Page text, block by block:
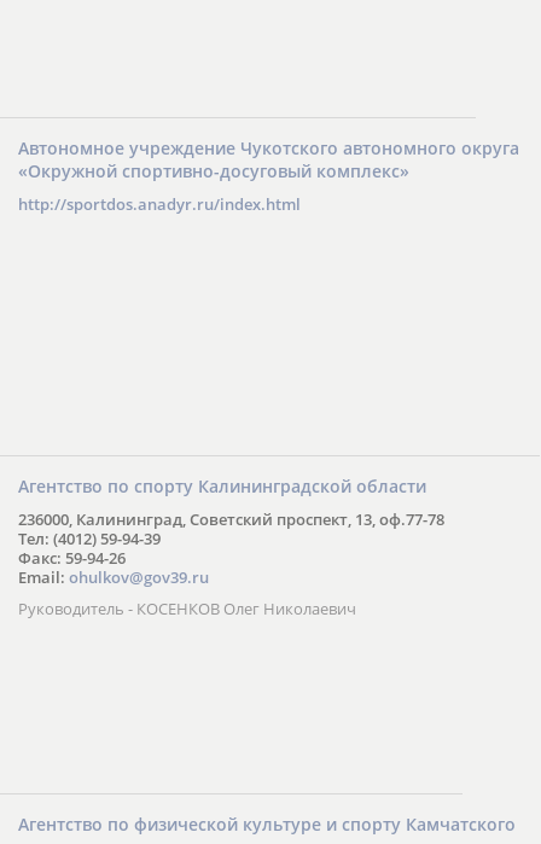
Автономное учреждение Чукотского автономного округа
«Окружной спортивно-досуговый комплекс»
http://sportdos.anadyr.ru/index.html
Агентство по спорту Калининградской области
236000, Калининград, Советский проспект, 13, оф.77-78
Тел: (4012) 59-94-39
Факс: 59-94-26
Email: ohulkov@gov39.ru
Руководитель - КОСЕНКОВ Олег Николаевич
Агентство по физической культуре и спорту Камчатского